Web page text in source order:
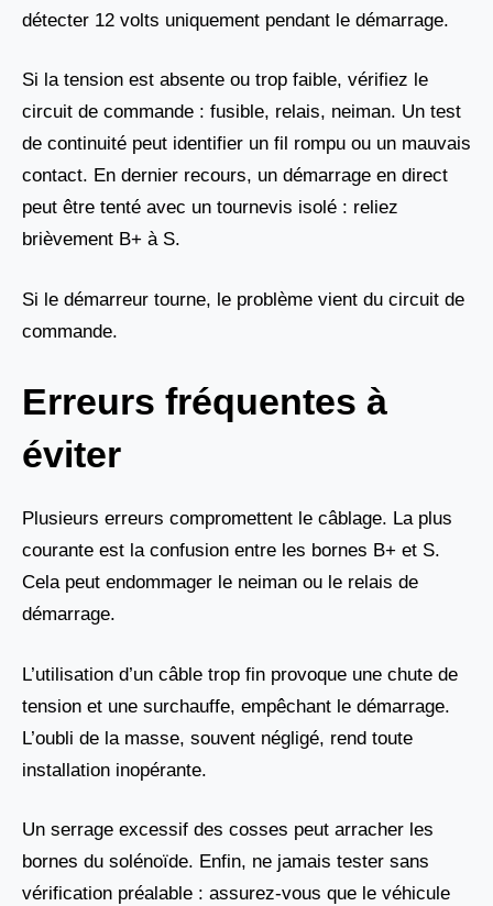
détecter 12 volts uniquement pendant le démarrage.
Si la tension est absente ou trop faible, vérifiez le
circuit de commande : fusible, relais, neiman. Un test
de continuité peut identifier un fil rompu ou un mauvais
contact. En dernier recours, un démarrage en direct
peut être tenté avec un tournevis isolé : reliez
brièvement B+ à S.
Si le démarreur tourne, le problème vient du circuit de
commande.
Erreurs fréquentes à
éviter
Plusieurs erreurs compromettent le câblage. La plus
courante est la confusion entre les bornes B+ et S.
Cela peut endommager le neiman ou le relais de
démarrage.
L’utilisation d’un câble trop fin provoque une chute de
tension et une surchauffe, empêchant le démarrage.
L’oubli de la masse, souvent négligé, rend toute
installation inopérante.
Un serrage excessif des cosses peut arracher les
bornes du solénoïde. Enfin, ne jamais tester sans
vérification préalable : assurez-vous que le véhicule